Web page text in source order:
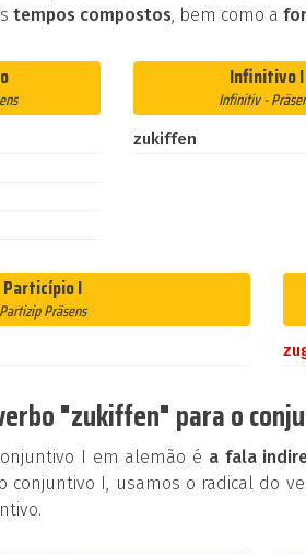
tempos compostos, bem como a
Infinitivo I
Infinitiv -
zukiffen
Particípio I
Partizip Präsens
zu
"zukiffen" para o
I em alemão é a fala
conjuntivo I, usamos o radical do